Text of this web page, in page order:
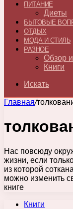
ПИТАНИЕ
Диеты
БЫТОВЫЕ
ОТДЫХ
МОДА И СТИЛЬ
РАЗНОЕ
Обзор
Книги
Искать
Главная/
Нас повсюду
жизни, если
из которой
можно изменить
книге
Книги